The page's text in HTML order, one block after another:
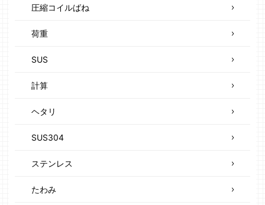
圧縮コイルばね
荷重
SUS
計算
ヘタリ
SUS304
ステンレス
たわみ